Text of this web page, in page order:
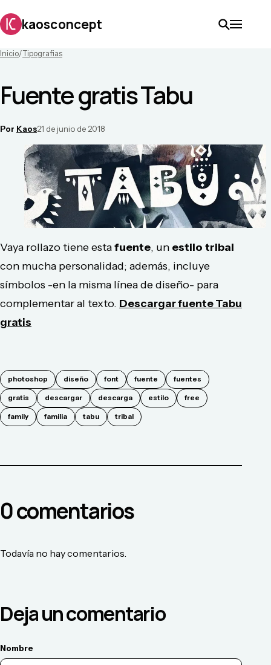
kaosconcept
Inicio/Tipografias
Fuente gratis Tabu
Por Kaos21 de junio de 2018
Vaya rollazo tiene estafuente, un estilo tribal
con mucha personalidad; además, incluye
símbolos -en la misma línea de diseño- para
complementar al texto. Descargar fuente Tabu
gratis
photoshop diseño font fuente fuentes
gratis descargar descarga estilo free
family familia tabu tribal
0comentarios
Todavía no hay comentarios.
Deja un comentario
Nombre